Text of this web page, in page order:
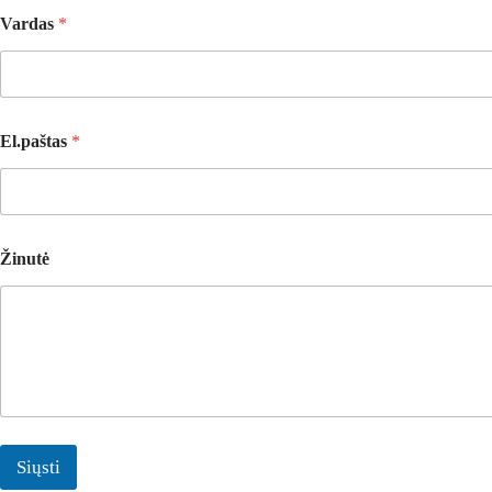
V
a
s
*
Vardas *
El.paštas *
Žinutė
Siųsti